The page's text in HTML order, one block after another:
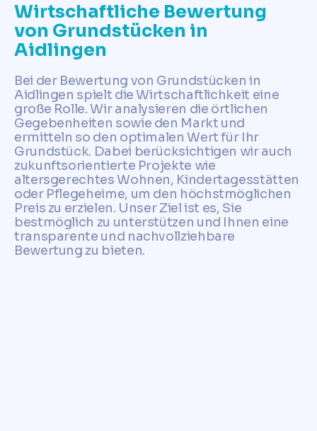
Wirtschaftliche Bewertung
von Grundstücken in
Aidlingen
Bei der Bewertung von Grundstücken in
Aidlingen spielt die Wirtschaftlichkeit eine
große Rolle. Wir analysieren die örtlichen
Gegebenheiten sowie den Markt und
ermitteln so den optimalen Wert für Ihr
Grundstück. Dabei berücksichtigen wir auch
zukunftsorientierte Projekte wie
altersgerechtes Wohnen, Kindertagesstätten
oder Pflegeheime, um den höchstmöglichen
Preis zu erzielen. Unser Ziel ist es, Sie
bestmöglich zu unterstützen und Ihnen eine
transparente und nachvollziehbare
Bewertung zu bieten.